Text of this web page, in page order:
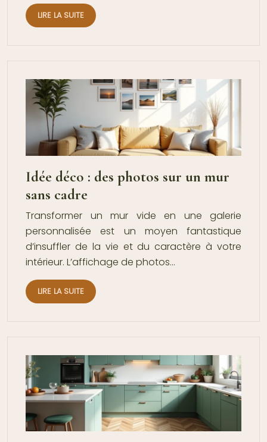
LIRE LA SUITE
Idée déco : des photos sur un mur
sans cadre
Transformer un mur vide en une galerie
personnalisée est un moyen fantastique
d’insuffler de la vie et du caractère à votre
intérieur. L’affichage de photos…
LIRE LA SUITE